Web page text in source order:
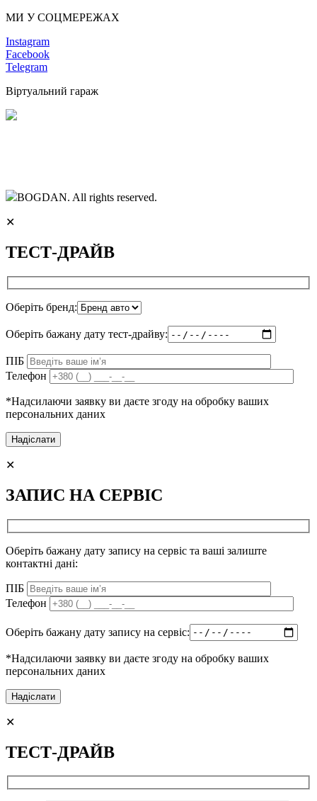
МИ У СОЦМЕРЕЖАХ
Instagram
Facebook
Telegram
Віртуальний гараж
BOGDAN. All rights reserved.
✕
ТЕСТ-ДРАЙВ
Оберіть бренд:
Оберіть бажану дату тест-драйву:
ПІБ
Телефон
*Надсилаючи заявку ви даєте згоду на обробку ваших
персональних даних
Alternative:
✕
ЗАПИС НА СЕРВІС
Оберіть бажану дату запису на сервіс та ваші залиште
контактні дані:
ПІБ
Телефон
Оберіть бажану дату запису на сервіс:
*Надсилаючи заявку ви даєте згоду на обробку ваших
персональних даних
Alternative:
✕
ТЕСТ-ДРАЙВ